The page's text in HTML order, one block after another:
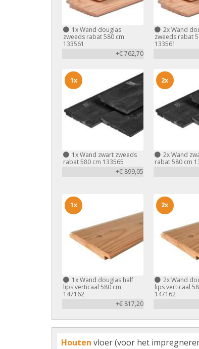
1xWand douglas
zweeds rabat 580 cm
133561
+€ 762,70
2xWand
zweeds rabat
133561
1xWand zwart zweeds
rabat 580 cm 133565
+€ 899,05
1x
2xWand
rabat 580 cm
2x
1xWand douglas half
lips verticaal 580 cm
147162
+€ 817,20
1x
2xWand
lips verticaal
147162
2x
Houten vloer (voor het